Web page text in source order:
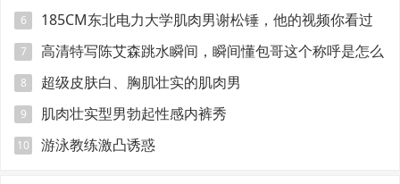
6
185CM东北电力大学肌肉男谢松锤，他的视频你看过
吗
7
高清特写陈艾森跳水瞬间，瞬间懂包哥这个称呼是怎么
来的
8 超级皮肤白、胸肌壮实的肌肉男
9 肌肉壮实型男勃起性感内裤秀
10 游泳教练激凸诱惑